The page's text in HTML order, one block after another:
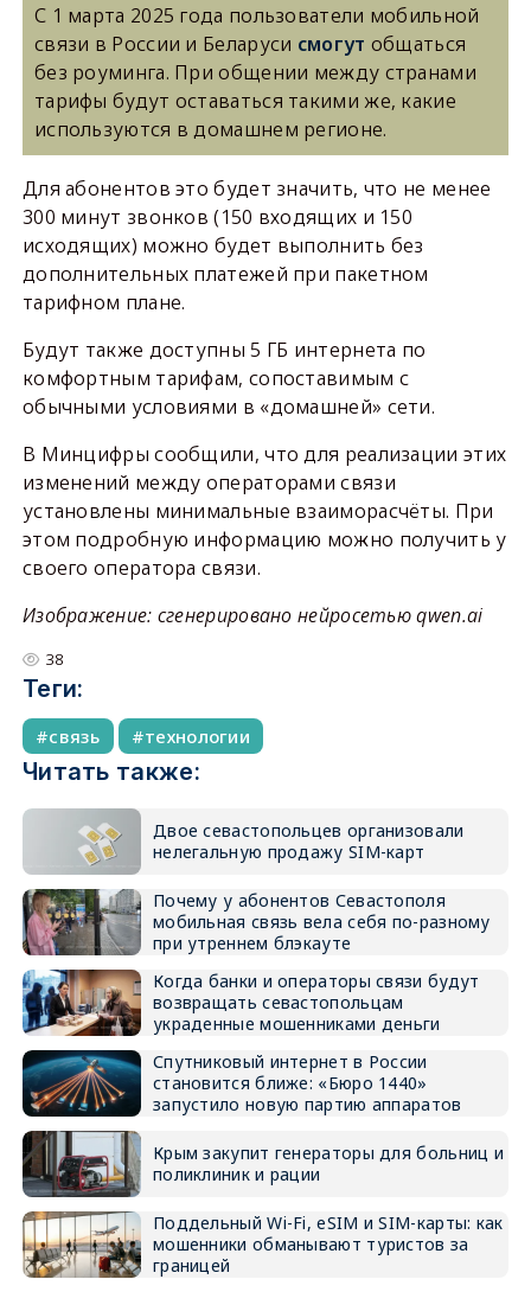
С 1 марта 2025 года пользователи мобильной
связи в России и Беларуси смогут общаться
без роуминга. При общении между странами
тарифы будут оставаться такими же, какие
используются в домашнем регионе.
Для абонентов это будет значить, что не менее
300 минут звонков (150 входящих и 150
исходящих) можно будет выполнить без
дополнительных платежей при пакетном
тарифном плане.
Будут также доступны 5 ГБ интернета по
комфортным тарифам, сопоставимым с
обычными условиями в «домашней» сети.
В Минцифры сообщили, что для реализации этих
изменений между операторами связи
установлены минимальные взаиморасчёты. При
этом подробную информацию можно получить у
своего оператора связи.
Изображение: сгенерировано нейросетью qwen.ai
38
Теги:
связь технологии
Читать также:
Двое севастопольцев организовали
нелегальную продажу SIM-карт
Почему у абонентов Севастополя
мобильная связь вела себя по-разному
при утреннем блэкауте
Когда банки и операторы связи будут
возвращать севастопольцам
украденные мошенниками деньги
Спутниковый интернет в России
становится ближе: «Бюро 1440»
запустило новую партию аппаратов
Крым закупит генераторы для больниц и
поликлиник и рации
Поддельный Wi-Fi, eSIM и SIM-карты: как
мошенники обманывают туристов за
границей